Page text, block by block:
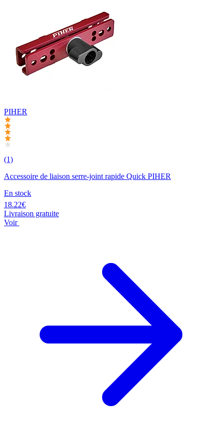
PIHER
(1)
Accessoire de liaison serre-joint rapide Quick PIHER
En stock
18.22€
Livraison gratuite
Voir